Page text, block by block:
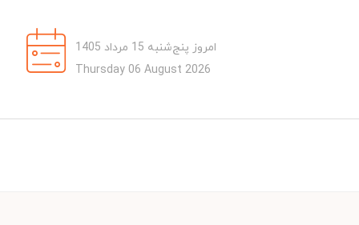
امروز پنج‌شنبه 15 مرداد 1405
Thursday 06 August 2026